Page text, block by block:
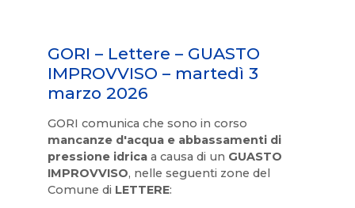
GORI – Lettere – GUASTO
IMPROVVISO – martedì 3
marzo 2026
GORI comunica che sono in corso
mancanze d'acqua e abbassamenti di
pressione idrica a causa di un GUASTO
IMPROVVISO, nelle seguenti zone del
Comune di LETTERE: